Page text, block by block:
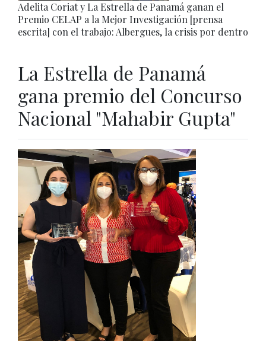
Adelita Coriat y La Estrella de Panamá ganan el
Premio CELAP a la Mejor Investigación [prensa
escrita] con el trabajo: Albergues, la crisis por dentro
La Estrella de Panamá
gana premio del Concurso
Nacional "Mahabir Gupta"